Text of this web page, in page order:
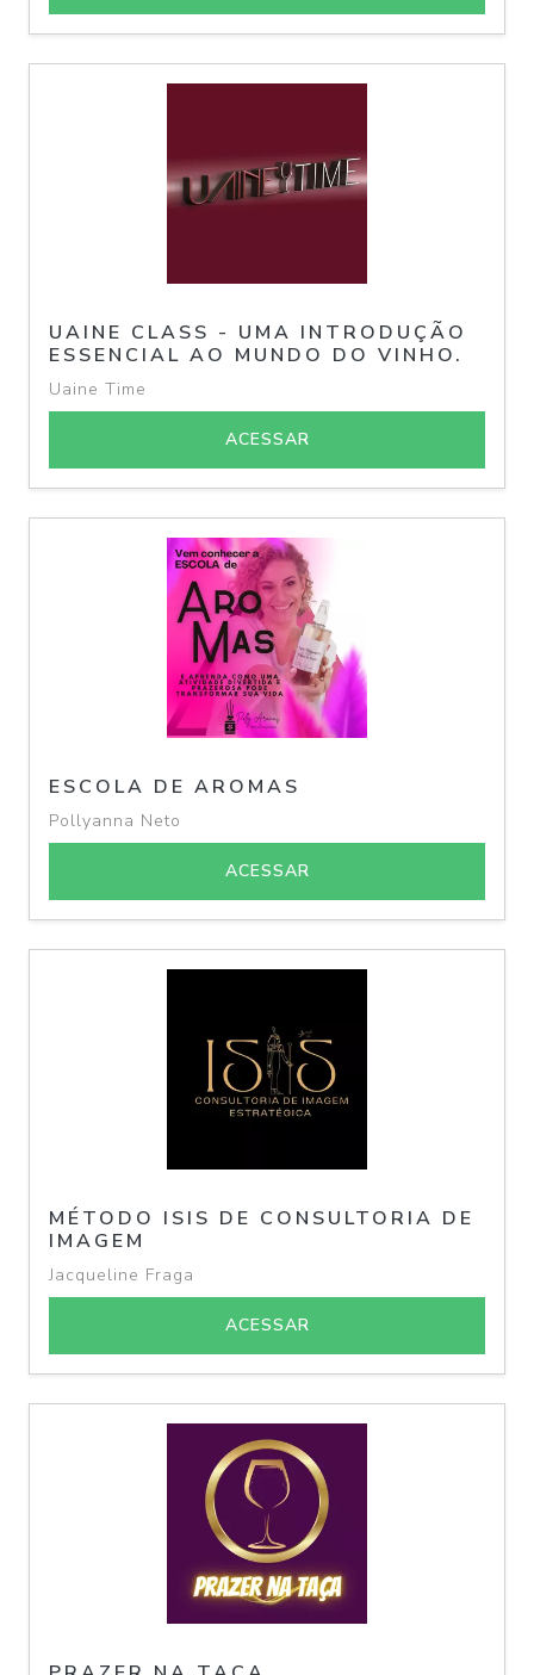
UAINE CLASS - UMA INTRODUÇÃO
ESSENCIAL AO MUNDO DO VINHO.
Uaine Time
ACESSAR
ESCOLA DE AROMAS
Pollyanna Neto
ACESSAR
MÉTODO ISIS DE CONSULTORIA DE
IMAGEM
Jacqueline Fraga
ACESSAR